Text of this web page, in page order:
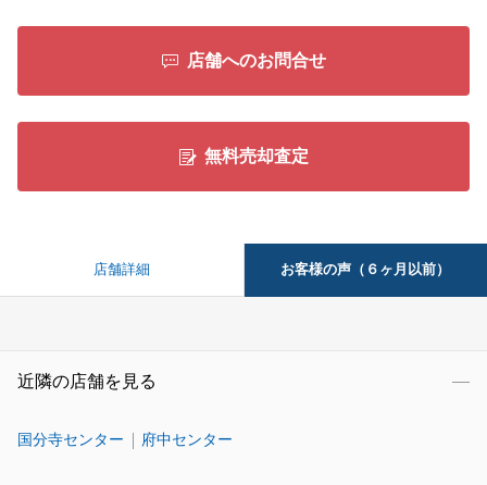
店舗へのお問合せ
無料売却査定
店舗詳細 お客様の声（６ヶ月以前）
近隣の店舗を見る
国分寺センター 府中センター